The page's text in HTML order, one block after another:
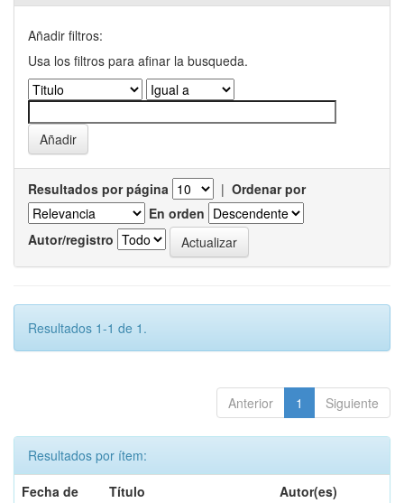
Añadir filtros:
Usa los filtros para afinar la busqueda.
Resultados por página | Ordenar por
En orden
Autor/registro
Resultados 1-1 de 1.
Anterior 1 Siguiente
Resultados por ítem:
Fecha de
Título Autor(es)